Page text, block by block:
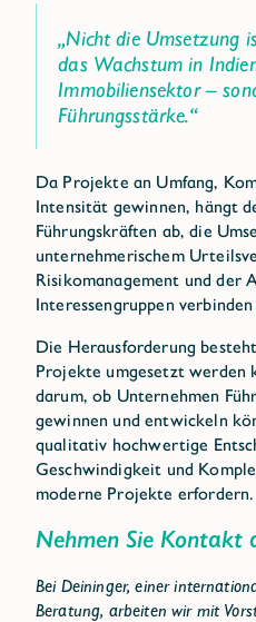
„Nicht die Umsetzung
das Wachstum in
Immobiliensektor –
Führungsstärke.“
Da Projekte an Umfang,
Intensität gewinnen, hängt
Führungskräften ab, die
unternehmerischem
Risikomanagement und der
Interessengruppen
Die Herausforderung
Projekte umgesetzt werden
darum, ob Unternehmen
gewinnen und entwickeln
qualitativ hochwertige
Geschwindigkeit und
moderne Projekte erfordern.
Nehmen Sie Kontakt
Bei Deininger, einer
Beratung, arbeiten wir mit